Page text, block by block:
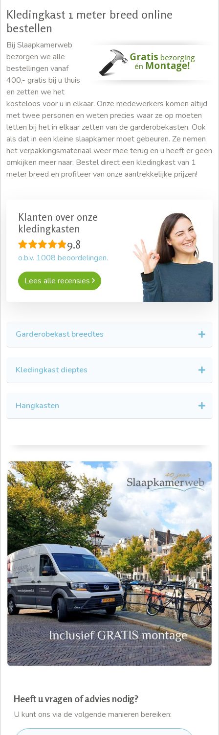
Heeft u vragen of advies nodig?
U kunt ons via de volgende manieren bereiken:
Kledingkast 1 meter breed online
bestellen
Bij Slaapkamerweb
bezorgen we alle
bestellingen vanaf
400,- gratis bij u thuis
en zetten we het
kosteloos voor u in elkaar. Onze medewerkers komen altijd
met twee personen en weten precies waar ze op moeten
letten bij het in elkaar zetten van de garderobekasten. Ook
als dat in een kleine slaapkamer moet gebeuren. Ze nemen
het verpakkingsmateriaal weer mee terug en u heeft er geen
omkijken meer naar. Bestel direct een kledingkast van 1
meter breed en profiteer van onze aantrekkelijke prijzen!
Klanten over onze
kledingkasten
9.8
o.b.v. 1008 beoordelingen.
Lees alle recensies
Garderobekast breedtes
Kledingkast dieptes
Hangkasten